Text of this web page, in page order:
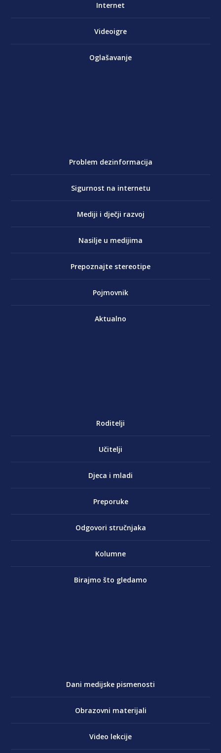
Internet
Videoigre
Oglašavanje
Problem dezinformacija
Sigurnost na internetu
Mediji i dječji razvoj
Nasilje u medijima
Prepoznajte stereotipe
Pojmovnik
Aktualno
Roditelji
Učitelji
Djeca i mladi
Preporuke
Odgovori stručnjaka
Kolumne
Birajmo što gledamo
Dani medijske pismenosti
Obrazovni materijali
Video lekcije